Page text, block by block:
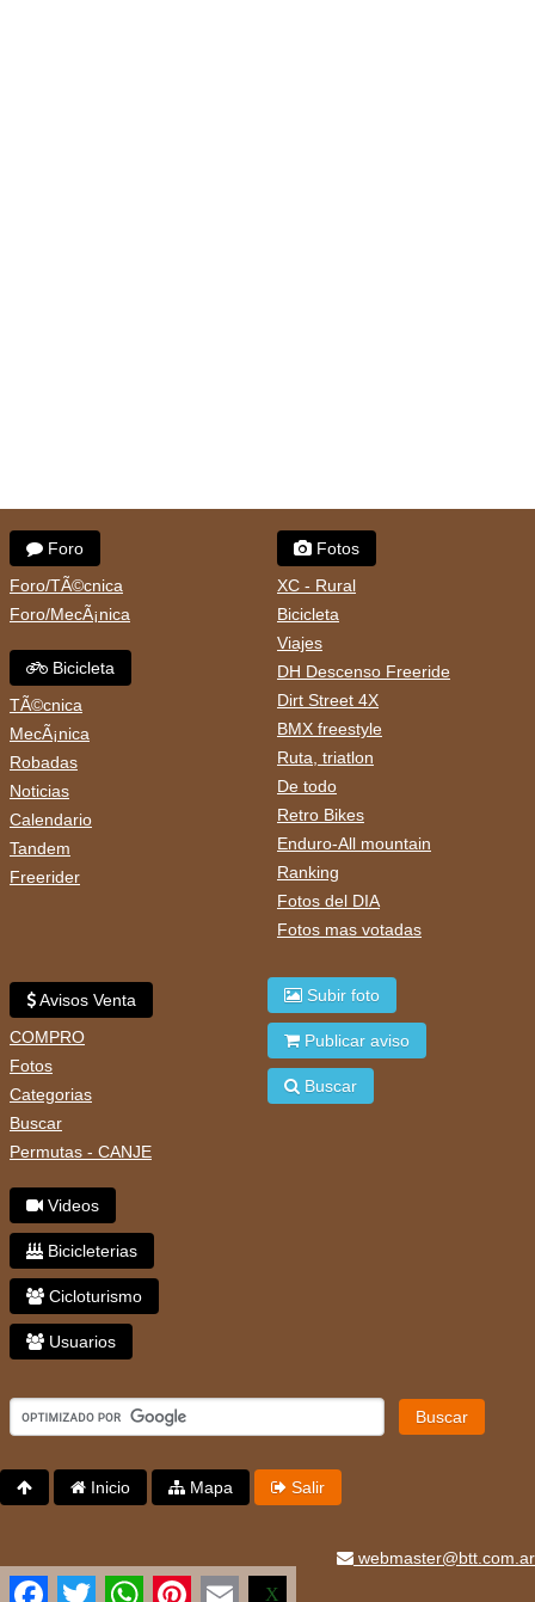
Foro
Foro/TÃ©cnica
Foro/MecÃ¡nica
Bicicleta
TÃ©cnica
MecÃ¡nica
Robadas
Noticias
Calendario
Tandem
Freerider
Fotos
XC - Rural
Bicicleta
Viajes
DH Descenso Freeride
Dirt Street 4X
BMX freestyle
Ruta, triatlon
De todo
Retro Bikes
Enduro-All mountain
Ranking
Fotos del DIA
Fotos mas votadas
Avisos Venta
COMPRO
Fotos
Categorias
Buscar
Permutas - CANJE
Videos
Bicicleterias
Cicloturismo
Usuarios
Subir foto
Publicar aviso
Buscar
Buscar
Inicio Mapa Salir
webmaster@btt.com.ar
Facebook
Twitter WhatsApp
PinterestEmail
X